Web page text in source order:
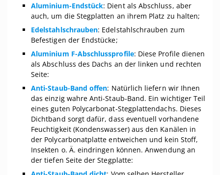
Aluminium-Endstück: Dient als Abschluss, aber
auch, um die Stegplatten an ihrem Platz zu halten;
Edelstahlschrauben: Edelstahlschrauben zum
Befestigen der Endstücke;
Aluminium F-Abschlussprofile: Diese Profile dienen
als Abschluss des Dachs an der linken und rechten
Seite:
Anti-Staub-Band offen: Natürlich liefern wir Ihnen
das einzig wahre Anti-Staub-Band. Ein wichtiger Teil
eines guten Polycarbonat-Stegplattendachs. Dieses
Dichtband sorgt dafür, dass eventuell vorhandene
Feuchtigkeit (Kondenswasser) aus den Kanälen in
der Polycarbonatplatte entweichen und kein Stoff,
Insekten o. Ä. eindringen können. Anwendung an
der tiefen Seite der Stegplatte: